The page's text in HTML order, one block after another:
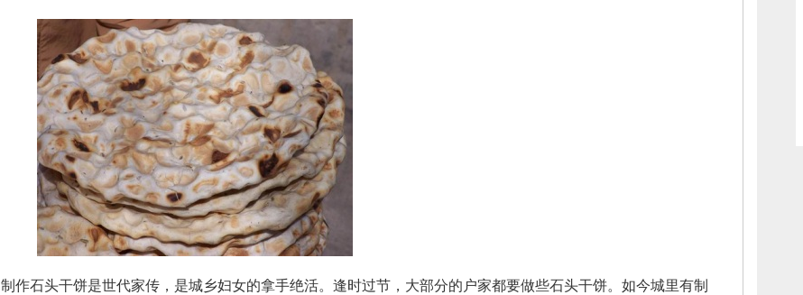
制作石头干饼是世代家传， 是城乡妇女的拿手绝活。 逢时过节， 大部分的户家都要做些石头干饼。 如今城里有制